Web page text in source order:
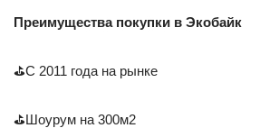
Преимущества покупки в Экобайк
⛳С 2011 года на рынке
⛳Шоурум на 300м2